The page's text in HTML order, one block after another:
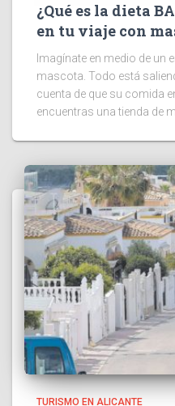
¿Qué es la dieta
en tu viaje con
Imagínate en medio de un
mascota. Todo está
cuenta de que su comida
encuentras una tienda de
TURISMO EN ALICANTE